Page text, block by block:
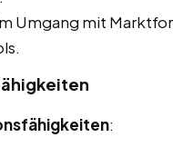
Umgang mit
: